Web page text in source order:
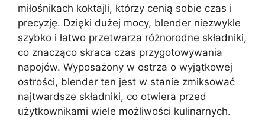
miłośnikach koktajli, którzy cenią sobie czas i
precyzję. Dzięki dużej mocy, blender niezwykle
szybko i łatwo przetwarza różnorodne składniki,
co znacząco skraca czas przygotowywania
napojów. Wyposażony w ostrza o wyjątkowej
ostrości, blender ten jest w stanie zmiksować
najtwardsze składniki, co otwiera przed
użytkownikami wiele możliwości kulinarnych.